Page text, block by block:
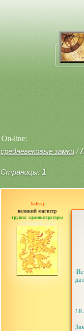
On-line:
средневековые замки/
Страницы: 1
Valerij
великий магистр
группа: администраторы
сообщений: 3753
18